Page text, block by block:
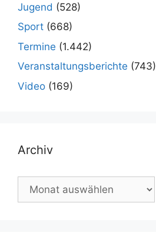
Jugend (528)
Sport (668)
Termine (1.442)
Veranstaltungsberichte (743)
Video (169)
Archiv
Archiv